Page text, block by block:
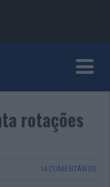
rotações
14 COMENTÁRIOS